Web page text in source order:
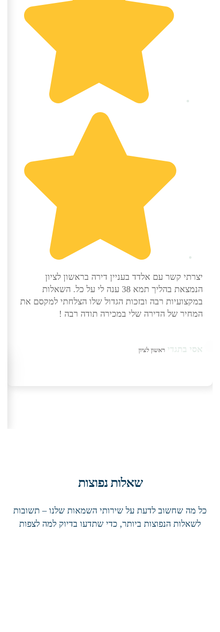
יצרתי קשר עם אלדד בעניין דירה בראשון לציון
הנמצאת בהליך תמא 38 ענה לי על כל. השאלות
במקצועיות רבה ובזכות הגדול שלו הצלחתי למקסם את
המחיר של הדירה שלי במכירה תודה רבה !
אסי בתגדי ראשון לציון
שאלות נפוצות
כל מה שחשוב לדעת על שירותי השמאות שלנו – תשובות
לשאלות הנפוצות ביותר, כדי שתדעו בדיוק למה לצפות